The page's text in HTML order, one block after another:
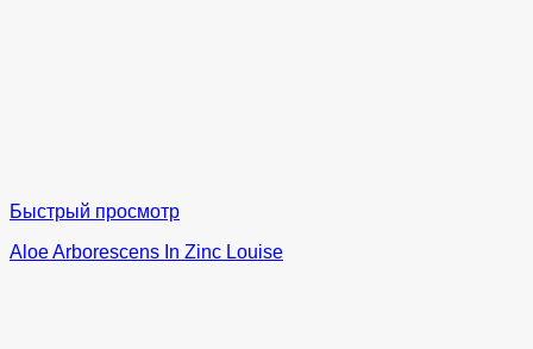
Быстрый просмотр
Aloe Arborescens In Zinc Louise